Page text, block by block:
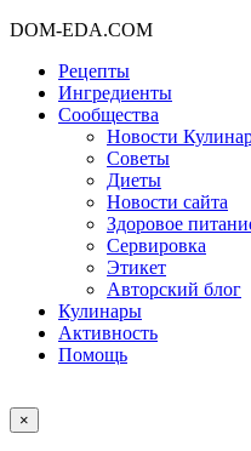
DOM-EDA.COM
Рецепты
Ингредиенты
Сообщества
Новости
Советы
Диеты
Новости сайта
Здоровое
Сервировка
Этикет
Авторский блог
Кулинары
Активность
Помощь
×